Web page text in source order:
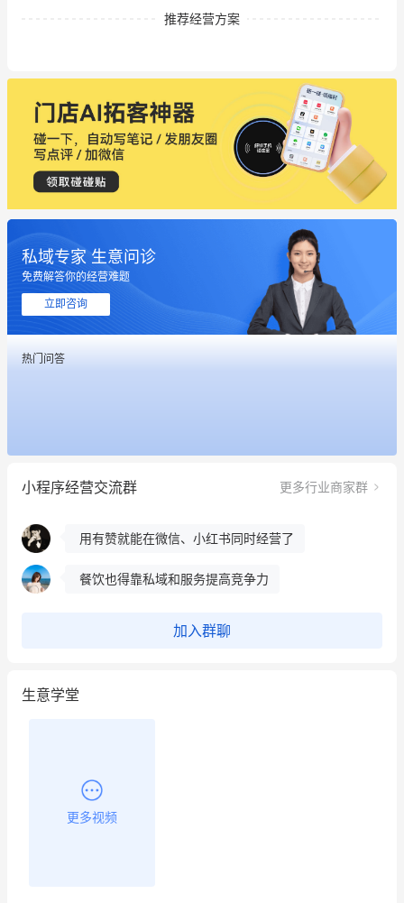
推荐经营方案
私域专家 生意问诊
免费解答你的经营难题
立即咨询
热门问答
小程序经营交流群 更多行业商家群
这个营销策划案例推荐大家看一下
用有赞就能在微信、小红书同时经营了
餐饮也得靠私域和服务提高竞争力
这个营销策划案例推荐大家看一下
用有赞就能在微信、小红书同时经营了
餐饮也得靠私域和服务提高竞争力
昨晚的直播课程太好啦❤️
加入群聊
生意学堂
更多视频